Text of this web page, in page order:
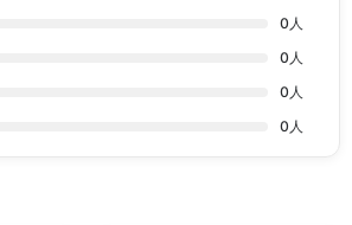
0 人
0 人
0 人
0 人